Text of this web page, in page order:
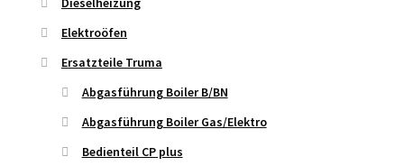
Elektroöfen
Ersatzteile Truma
Abgasführung Boiler B/BN
Abgasführung Boiler Gas/Elektro
Bedienteil CP plus